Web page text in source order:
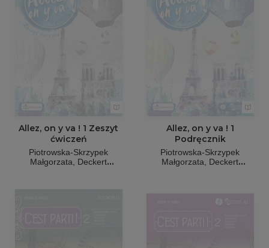
Allez, on y va ! 1 Zeszyt
ćwiczeń
Piotrowska-Skrzypek
Małgorzata Deckert
Allez, on y va ! 1
Podręcznik
Piotrowska-Skrzypek
Małgorzata Deckert